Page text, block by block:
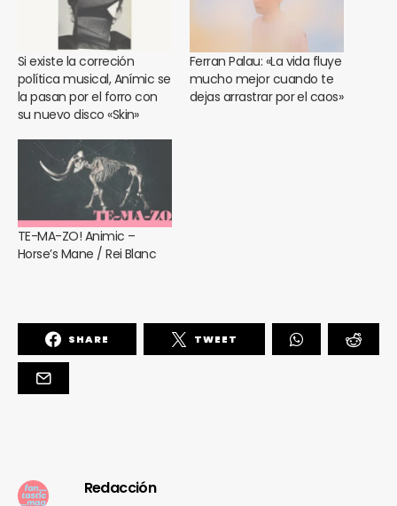
Si existe la correción
política musical, Anímic se
la pasan por el forro con
su nuevo disco «Skin»
Ferran Palau: «La vida fluye
mucho mejor cuando te
dejas arrastrar por el caos»
TE-MA-ZO! Animic –
Horse’s Mane / Rei Blanc
SHARE TWEET
Redacción